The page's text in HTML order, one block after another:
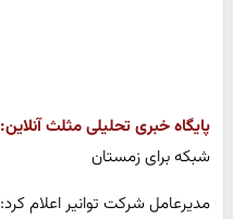
پایگاه خبری تحلیلی مثلث آنلاین:
شبکه برای زمستان
مدیرعامل شرکت توانیر اعلام کرد: